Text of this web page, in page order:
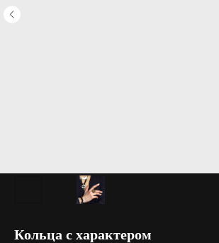
Кольца с характером